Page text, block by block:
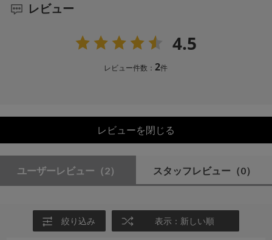
レビュー
4.5
レビュー件数：2件
レビューを閉じる
ユーザーレビュー （2） スタッフレビュー （0）
絞り込み 表示：新しい順